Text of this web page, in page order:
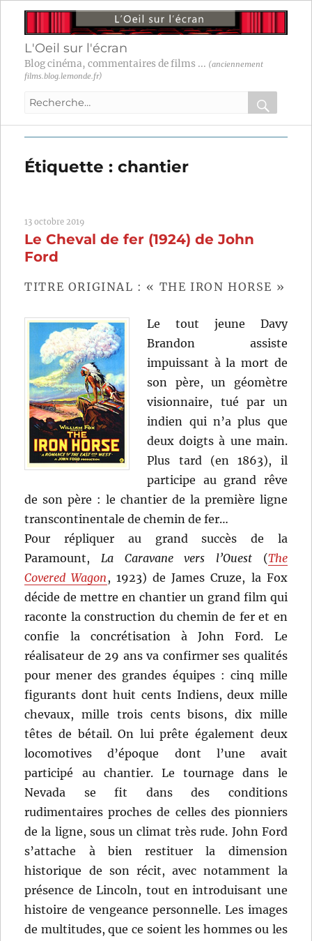
L'Oeil sur l'écran
Blog cinéma, commentaires de films ... (anciennement
films.blog.lemonde.fr)
Recherche
:
OK
Étiquette :chantier
13 octobre 2019
Le Cheval de fer (1924) de John
Ford
TITRE ORIGINAL : « THE IRON HORSE »
Le tout jeune Davy
Brandon assiste
impuissant à la mort de
son père, un géomètre
visionnaire, tué par un
indien qui n’a plus que
deux doigts à une main.
Plus tard (en 1863), il
participe au grand rêve
de son père : le chantier de la première ligne
transcontinentale de chemin de fer…
Pour répliquer au grand succès de la
Paramount, La Caravane vers l’Ouest (The
Covered Wagon, 1923) de James Cruze, la Fox
décide de mettre en chantier un grand film qui
raconte la construction du chemin de fer et en
confie la concrétisation à John Ford. Le
réalisateur de 29 ans va confirmer ses qualités
pour mener des grandes équipes : cinq mille
figurants dont huit cents Indiens, deux mille
chevaux, mille trois cents bisons, dix mille
têtes de bétail. On lui prête également deux
locomotives d’époque dont l’une avait
participé au chantier. Le tournage dans le
Nevada se fit dans des conditions
rudimentaires proches de celles des pionniers
de la ligne, sous un climat très rude. John Ford
s’attache à bien restituer la dimension
historique de son récit, avec notamment la
présence de Lincoln, tout en introduisant une
histoire de vengeance personnelle. Les images
de multitudes, que ce soient les hommes ou les